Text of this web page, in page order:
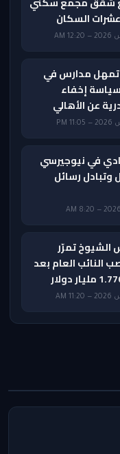
السكان
تمهل مدارس في
سياسة إخفاء
عن الأهالي
في نيوجيرسي
وتبادل رسائل
الشيوخ تمرّر
النائب العام بعد